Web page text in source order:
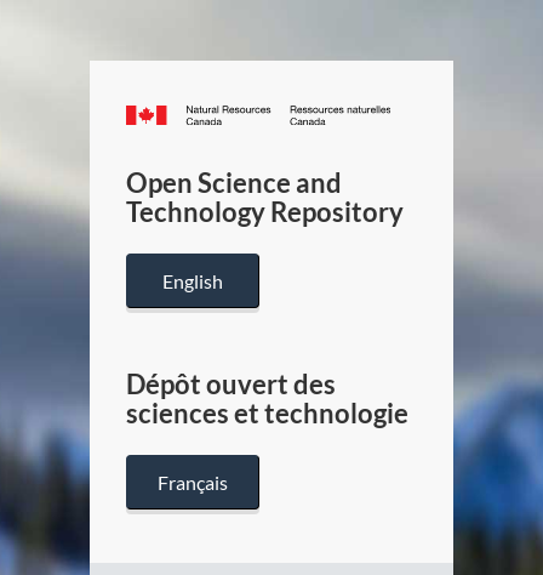
Canada.ca
/
Canada
Open Science and
Technology Repository
English
Dépôt ouvert des
sciences et technologie
Français